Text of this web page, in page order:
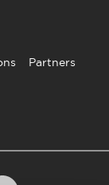
Partners